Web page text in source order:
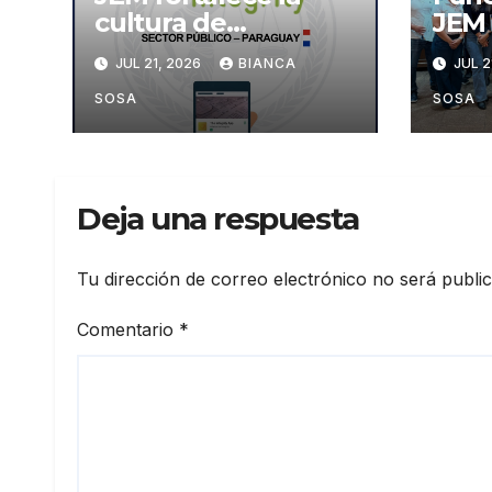
cultura de
integridad
mediante la
implementación de
la herramienta de
JUL 21, 2026 BIANCA
SOSA
JUL
SOSA
Deja una respuesta
Tu dirección de correo electrónico no será
Comentario *